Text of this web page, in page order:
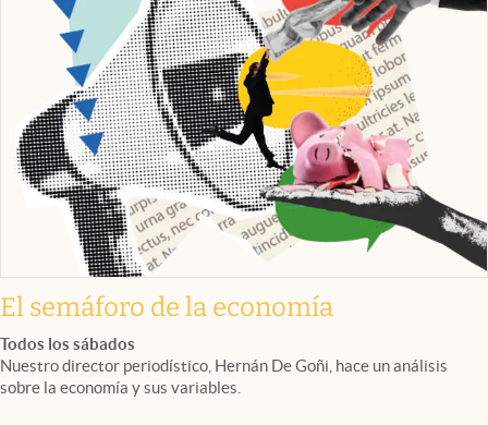
El semáforo de la economía
Todos los sábados
Nuestro director periodístico, Hernán De Goñi, hace un análisis
sobre la economía y sus variables.